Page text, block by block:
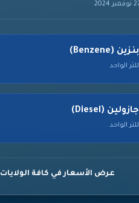
بنزين (Benzene)
للتر الواحد
جازولين (Diesel)
للتر الواحد
عرض الأسعار في كافة الولايات